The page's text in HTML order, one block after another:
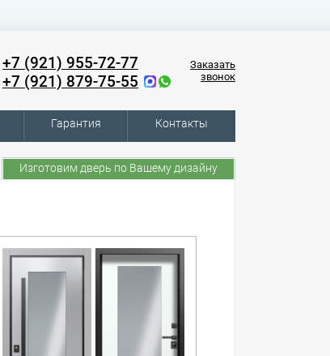
+7 (921) 955-72-77
+7 (921) 879-75-55
Заказать
звонок
Гарантия Контакты
Изготовим дверь по Вашему дизайну